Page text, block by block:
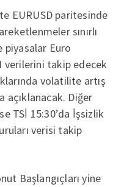
EURUSD paritesinde
sınırlı
piyasalar Euro
verilerini takip edecek
volatilite artış
açıklanacak. Diğer
TSİ 15:30’da İşsizlik
verisi takip
Başlangıçları yine